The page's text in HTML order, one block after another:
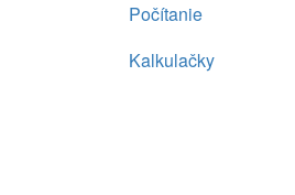
Počítanie
Kalkulačky